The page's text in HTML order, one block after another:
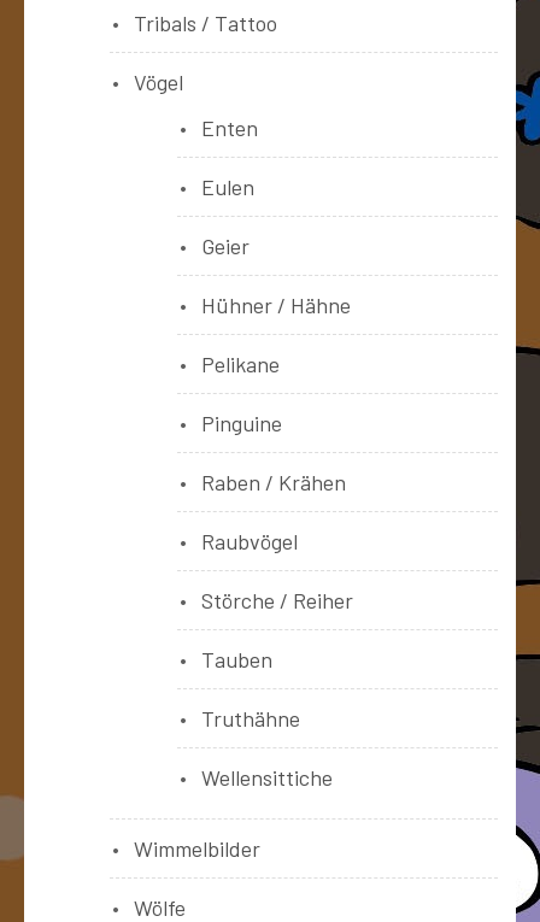
Tribals / Tattoo
Vögel
Enten
Eulen
Geier
Hühner / Hähne
Pelikane
Pinguine
Raben / Krähen
Raubvögel
Störche / Reiher
Tauben
Truthähne
Wellensittiche
Wimmelbilder
Wölfe